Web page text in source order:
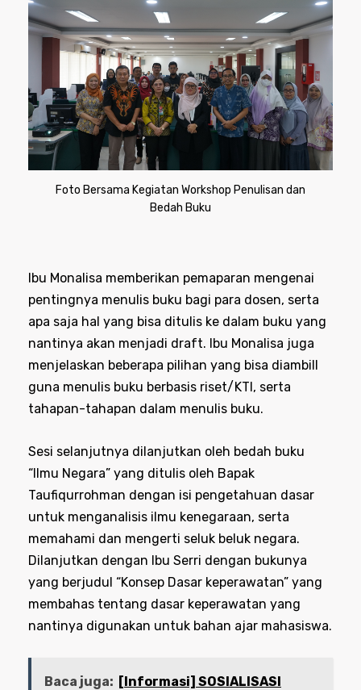
Foto Bersama Kegiatan Workshop Penulisan dan
Bedah Buku
Ibu Monalisa memberikan pemaparan mengenai
pentingnya menulis buku bagi para dosen, serta
apa saja hal yang bisa ditulis ke dalam buku yang
nantinya akan menjadi draft. Ibu Monalisa juga
menjelaskan beberapa pilihan yang bisa diambill
guna menulis buku berbasis riset/KTI, serta
tahapan-tahapan dalam menulis buku.
Sesi selanjutnya dilanjutkan oleh bedah buku
“Ilmu Negara” yang ditulis oleh Bapak
Taufiqurrohman dengan isi pengetahuan dasar
untuk menganalisis ilmu kenegaraan, serta
memahami dan mengerti seluk beluk negara.
Dilanjutkan dengan Ibu Serri dengan bukunya
yang berjudul “Konsep Dasar keperawatan” yang
membahas tentang dasar keperawatan yang
nantinya digunakan untuk bahan ajar mahasiswa.
Baca juga: [Informasi] SOSIALISASI